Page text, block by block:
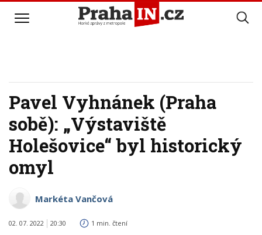
Pavel Vyhnánek (Praha
sobě): „Výstaviště
Holešovice“ byl historický
omyl
Markéta Vančová
02. 07. 2022 20:30 1 min. čtení